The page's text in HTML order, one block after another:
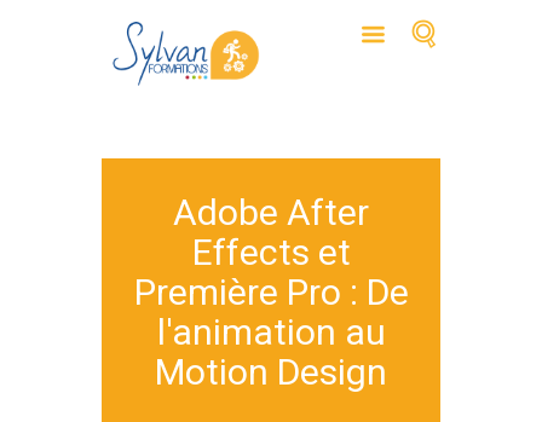
Adobe After
Effects et
Première Pro : De
l'animation au
Motion Design